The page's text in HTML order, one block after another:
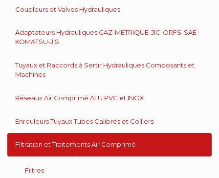
Coupleurs et Valves Hydrauliques
Adaptateurs Hydrauliques GAZ-METRIQUE-JIC-ORFS-SAE-
KOMATSU-JIS
Tuyaux et Raccords à Sertir Hydrauliques Composants et
Machines
Réseaux Air Comprimé ALU PVC et INOX
Enrouleurs Tuyaux Tubes Calibrés et Colliers
Filtration et Traitements Air Comprimé
Filtres